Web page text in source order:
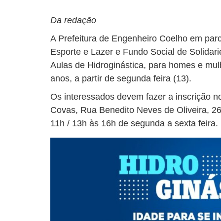
Da redação
A Prefeitura de Engenheiro Coelho em
Esporte e Lazer e Fundo Social de
Aulas de Hidroginástica, para homes e
anos, a partir de segunda feira (13).
Os interessados devem fazer a inscrição
Covas, Rua Benedito Neves de Oliveira,
11h / 13h às 16h de segunda a sexta feira.